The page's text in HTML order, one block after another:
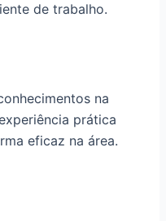
de trabalho.
na
prática
eficaz na área.